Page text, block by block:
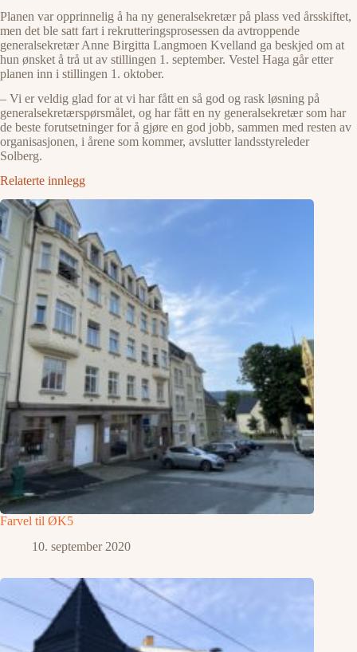
Planen var opprinnelig å ha ny generalsekretær på plass ved årsskiftet,
men det ble satt fart i rekrutteringsprosessen da avtroppende
generalsekretær Anne Birgitta Langmoen Kvelland ga beskjed om at
hun ønsket å trå ut av stillingen 1. september. Vestel Haga går etter
planen inn i stillingen 1. oktober.
– Vi er veldig glad for at vi har fått en så god og rask løsning på
generalsekretærspørsmålet, og har fått en ny generalsekretær som har
de beste forutsetninger for å gjøre en god jobb, sammen med resten av
organisasjonen, i årene som kommer, avslutter landsstyreleder
Solberg.
Relaterte innlegg
Farvel til ØK5
10. september 2020